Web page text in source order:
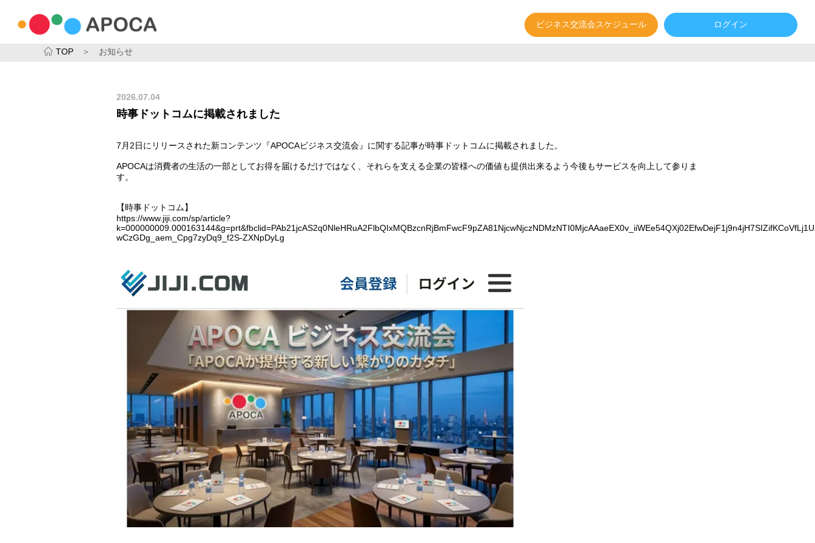
ログイン
ビジネス交流会スケジュール
TOP ＞ お知らせ
2026.07.04
時事ドットコムに掲載されました
7月2日にリリースされた新コンテンツ『APOCAビジネス交流会』に関する記事が時事ドットコムに掲載されました。
APOCAは消費者の生活の一部としてお得を届けるだけではなく、それらを支える企業の皆様への価値も提供出来るよう今後もサービスを向上して参りま
す。
【時事ドットコム】
https://www.jiji.com/sp/article?
wCzGDg_aem_Cpg7zyDq9_f2S-ZXNpDyLg